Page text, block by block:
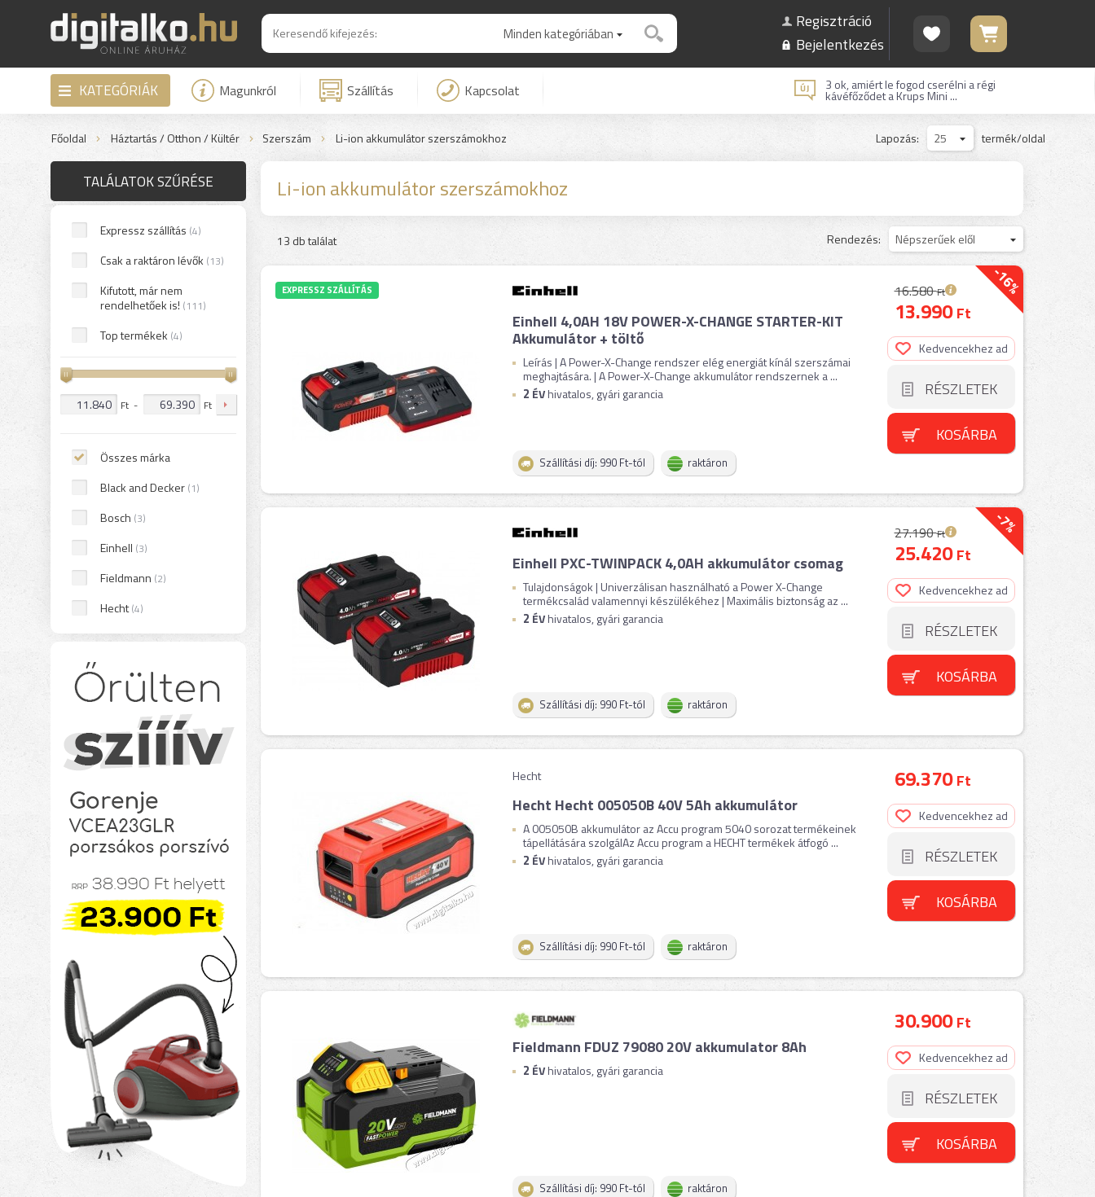
Minden kategóriában
Regisztráció
Bejelentkezés
KATEGÓRIÁK Magunkról Szállítás Kapcsolat 3 ok, amiért le fogod cserélni a régi
kávéfőződet a Krups Mini ...
Főoldal Háztartás / Otthon / Kültér Szerszám Li-ion akkumulátor szerszámokhoz termék/oldal
25
Lapozás:
TALÁLATOK SZŰRÉSE
Expressz szállítás (4)
Csak a raktáron lévők (13)
Kifutott, már nem
rendelhetőek is! (111)
Top termékek (4)
Ft - Ft
Összes márka
Black and Decker (1)
Bosch (3)
Einhell (3)
Fieldmann (2)
Hecht(4)
Li-ion akkumulátor szerszámokhoz
13 db találat Népszerűek elől
Rendezés:
-16%
EXPRESSZ SZÁLLÍTÁS
Einhell 4,0AH 18V POWER-X-CHANGE STARTER-KIT
Akkumulátor + töltő
Leírás | A Power-X-Change rendszer elég energiát kínál szerszámai
meghajtására. | A Power-X-Change akkumulátor rendszernek a ...
2 ÉVhivatalos, gyári garancia
Szállítási díj: 990 Ft-tól raktáron
16.580Ft
13.990Ft
Kedvencekhez ad
RÉSZLETEK
KOSÁRBA
-7%
Einhell PXC-TWINPACK 4,0AH akkumulátor csomag
Tulajdonságok | Univerzálisan használható a Power X-Change
termékcsalád valamennyi készülékéhez | Maximális biztonság az ...
2 ÉVhivatalos, gyári garancia
Szállítási díj: 990 Ft-tól raktáron
27.190Ft
25.420Ft
Kedvencekhez ad
RÉSZLETEK
KOSÁRBA
Hecht
Hecht Hecht 005050B 40V 5Ah akkumulátor
A 005050B akkumulátor az Accu program 5040 sorozat termékeinek
tápellátására szolgálAz Accu program a HECHT termékek átfogó ...
2 ÉVhivatalos, gyári garancia
Szállítási díj: 990 Ft-tól raktáron
69.370Ft
Kedvencekhez ad
RÉSZLETEK
KOSÁRBA
Fieldmann FDUZ 79080 20V akkumulator 8Ah
2 ÉVhivatalos, gyári garancia
Szállítási díj: 990 Ft-tól raktáron
30.900Ft
Kedvencekhez ad
RÉSZLETEK
KOSÁRBA